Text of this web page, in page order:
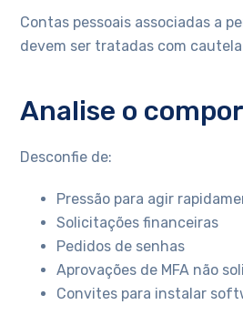
Contas pessoais associadas a
devem ser tratadas com
Analise o
Desconfie de:
Pressão para agir
Solicitações financeiras
Pedidos de senhas
Aprovações de MFA não
Convites para instalar